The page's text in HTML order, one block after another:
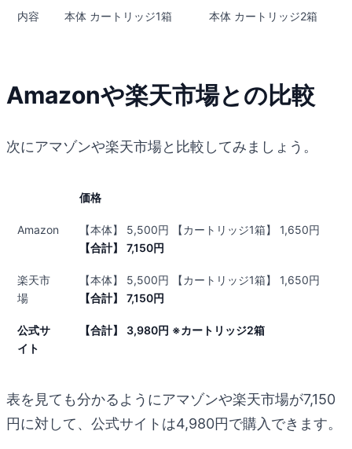
内容 本体 カートリッジ1箱 本体 カートリッジ2箱
Amazonや楽天市場との比較
次にアマゾンや楽天市場と比較してみましょう。
価格
Amazon
【本体】 5,500円 【カートリッジ1箱】 1,650円
【合計】
7,150円
楽天市
場
【本体】 5,500円 【カートリッジ1箱】 1,650円
【合計】
7,150円
公式サ
イト
【合計】 3,980円 ※カートリッジ2箱
表を見ても分かるようにアマゾンや楽天市場が7,150
円に対して、公式サイトは4,980円で購入できます。